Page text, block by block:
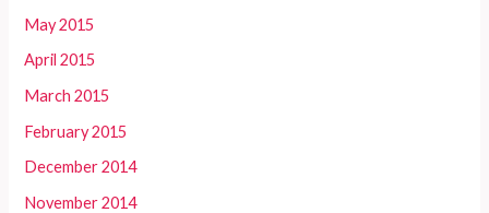
May 2015
April 2015
March 2015
February 2015
December 2014
November 2014